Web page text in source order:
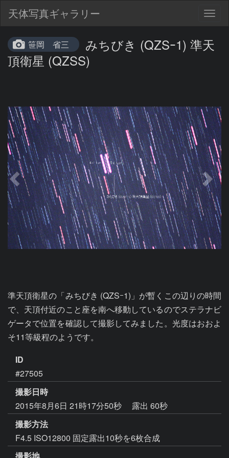
天体写真ギャラリー
笹岡 省三
みちびき (QZSｰ1) 準天
頂衛星 (QZSS)
準天頂衛星の「みちびき (QZSｰ1)」が暫くこの辺りの時間
で、天頂付近のこと座を南へ移動しているのでステラナビ
ゲータで位置を確認して撮影してみました。光度はおおよ
そ11等級程のようです。
ID
#27505
撮影日時
2015年8月6日 21時17分50秒
露出 60秒
撮影方法
F4.5 ISO12800 固定露出10秒を6枚合成